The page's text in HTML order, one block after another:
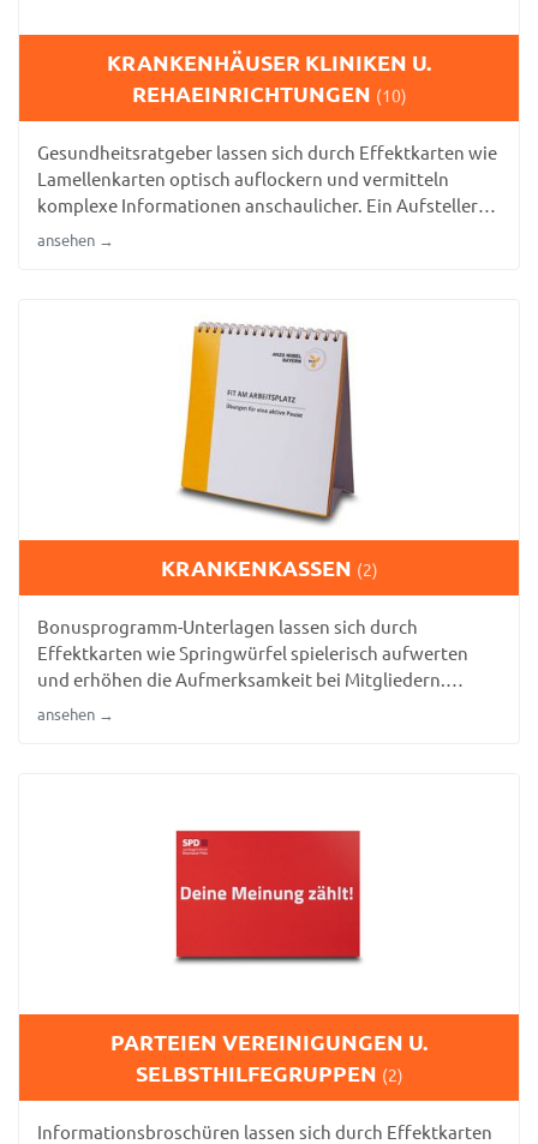
KRANKENHÄUSER KLINIKEN U.
REHAEINRICHTUNGEN (10)
Gesundheitsratgeber lassen sich durch Effektkarten wie
Lamellenkarten optisch auflockern und vermitteln
komplexe Informationen anschaulicher. Ein Aufsteller
im Empfangsbereich lenkt die Aufmerksamkeit gezielt
ansehen →
KRANKENKASSEN (2)
Bonusprogramm-Unterlagen lassen sich durch
Effektkarten wie Springwürfel spielerisch aufwerten
und erhöhen die Aufmerksamkeit bei Mitgliedern.
Gesundheitsratgeber mit Lamellenkarten machen
ansehen →
PARTEIEN VEREINIGUNGEN U.
SELBSTHILFEGRUPPEN (2)
Informationsbroschüren lassen sich durch Effektkarten